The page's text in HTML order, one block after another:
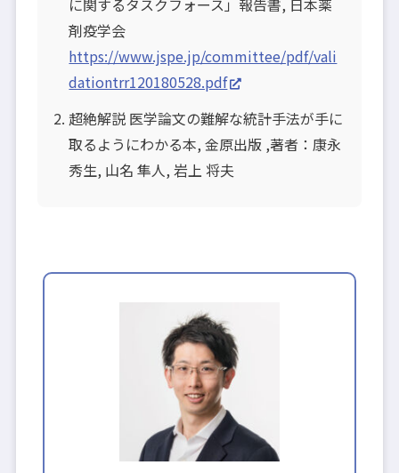
に関するタスクフォース」報告書, 日本薬
剤疫学会
https://www.jspe.jp/committee/pdf/vali
dationtrr120180528.pdf
超絶解説 医学論文の難解な統計手法が手に
取るようにわかる本, 金原出版 ,著者：康永
秀生, 山名 隼人, 岩上 将夫